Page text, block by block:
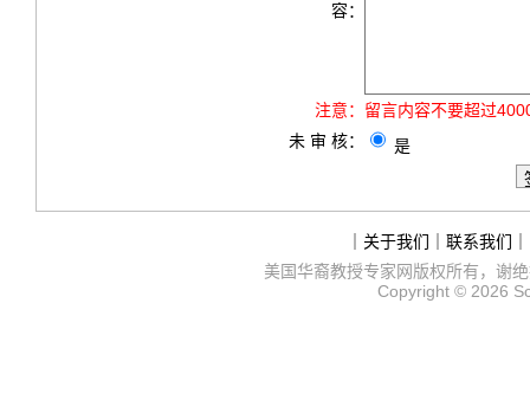
容：
注意： 留言内容不要超过
未 审 核：
是
关于我们 联系我们
美国华裔教授专家网版权所有，谢
Copyright © 2026